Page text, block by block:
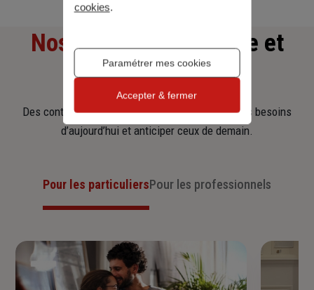
Nos offresd'assurance et
d'épargne
Des contrats clairs et flexibles pour sécuriser vos besoins
d’aujourd’hui et anticiper ceux de demain.
Pour les particuliersPour les professionnels
cookies.
Paramétrer mes cookies
Accepter & fermer